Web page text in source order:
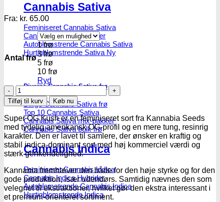
Cannabis Sativa
Feminiseret Cannabis Sativa
Cannabis Sativa Hybrider
Autoblomstrende Cannabis Sativa
Hurtigblomstrende Sativa
Diverse Cannabis Sativa frø
Billige Cannabis Sativa frø
Top 10 Cannabis Sativa
Cannabis Sativa mix-pakker
Cannabis Sativa bulk frø
Cannabis Indica
Feminiseret Cannabis Indica
Cannabis Indica Hybrider
Autoblomstrende Cannabis Indica
Hurtigblomstrende Indica
Fra: kr. 65.00
Antal frø
1 frø
3 frø
5 frø
10 frø
Ryd
Super
OG
Kush
|
Feminiserede
skunkfrø
-
Kannabia
Seeds
antal
Tilføj til kurv Køb nu
Super OG Kush er en feminiseret sort fra Kannabia Seeds
med tydelig amerikansk OG-profil og en mere tung, resinrig
karakter. Den er lavet til samlere, der ønsker en kraftig og
stabil indica-dominant sort med høj kommerciel værdi og
stærk genkendelighed.
Kannabia fremhæver den både for den høje styrke og for den
gode produktion, især udendørs. Samtidig nævnes den som
velegnet til ekstraktioner, hvilket gør den ekstra interessant i
et premium-orienteret sortiment.